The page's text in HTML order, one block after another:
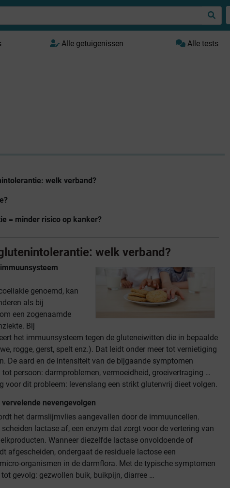
Alle getuigenissen Alle tests
welk verband?
= minder risico op kanker?
welk verband?
genoemd, kan
als bij
een zogenaamde
Bij
het immuunsysteem tegen de gluteneiwitten die in bepaalde
rogge, gerst, spelt enz.). Dat leidt onder meer tot vernietiging
De aard en de intensiteit van de bijgaande symptomen
persoon: darmproblemen, vermoeidheid, groeivertraging …
voor dit probleem: levenslang een strikt glutenvrij dieet volgen.
nevengevolgen
het darmslijmvlies aangevallen door de immuuncellen.
lactase af, een enzym dat zorgt voor de vertering van
Wanneer diezelfde lactase onvoldoende of
afgescheiden, ondergaat de residuele lactose een
organismen in de darmflora. Met de typische symptomen
gevolg: gezwollen buik, buikpijn, diarree …